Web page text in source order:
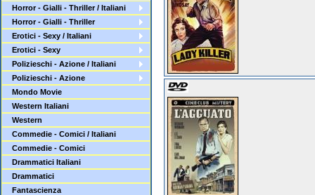
Horror - Gialli - Thriller / Italiani
Horror - Gialli - Thriller
Erotici - Sexy / Italiani
Erotici - Sexy
Polizieschi - Azione / Italiani
Polizieschi - Azione
Mondo Movie
Western Italiani
Western
Commedie - Comici / Italiani
Commedie - Comici
Drammatici Italiani
Drammatici
Fantascienza